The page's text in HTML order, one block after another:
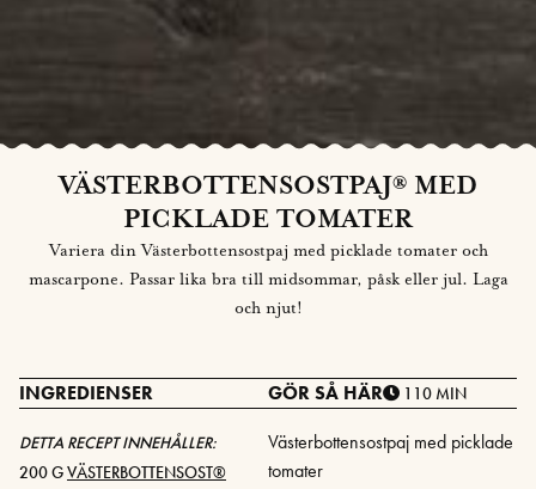
VÄSTERBOTTENSOSTPAJ® MED
PICKLADE TOMATER
Variera din Västerbottensostpaj med picklade tomater och
mascarpone. Passar lika bra till midsommar, påsk eller jul. Laga
och njut!
INGREDIENSER
DETTA RECEPT INNEHÅLLER:
200 GVÄSTERBOTTENSOST®
GÖR SÅ HÄR 110 MIN
Västerbottensostpaj med picklade
tomater